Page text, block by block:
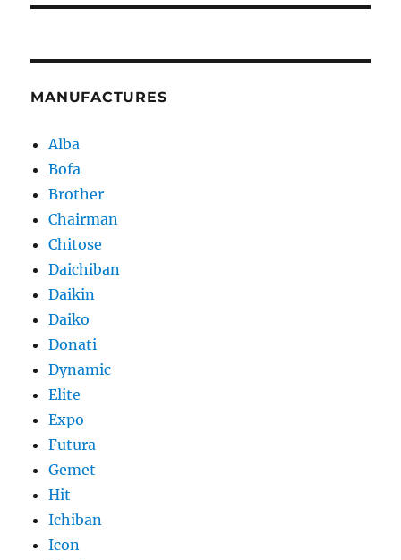
MANUFACTURES
Alba
Bofa
Brother
Chairman
Chitose
Daichiban
Daikin
Daiko
Donati
Dynamic
Elite
Expo
Futura
Gemet
Hit
Ichiban
Icon